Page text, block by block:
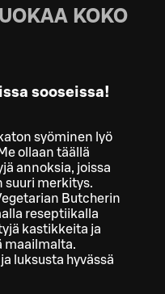
KOKO
sooseissa!
syöminen lyö
ollaan täällä
annoksia, joissa
suuri merkitys.
Butcherin
reseptiikalla
kastikkeita ja
maailmalta.
luksusta hyvässä